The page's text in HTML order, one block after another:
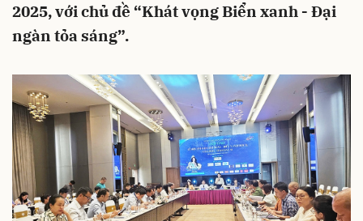
2025, với chủ đề “Khát vọng Biển xanh - Đại
ngàn tỏa sáng”.